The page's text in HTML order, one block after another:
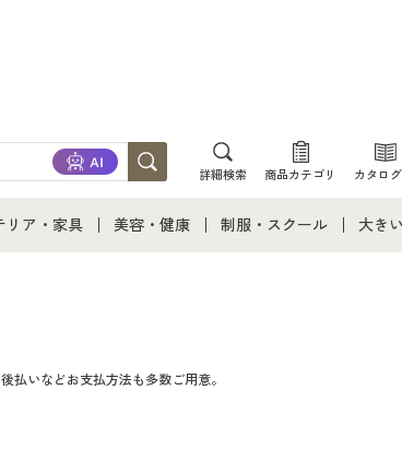
詳細検索 商品カテゴリ カタログ
カタログ・チラシか
リア・家具
・ファブリック
美容・健康 制服・スクール 大き
払いなどお支払方法も多数ご用意。